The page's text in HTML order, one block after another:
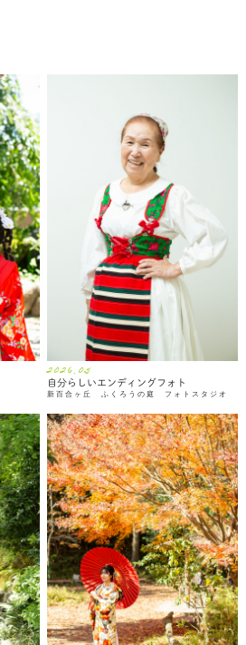
2026.05
自分らしいエンディングフォト
新百合ヶ丘 ふくろうの庭 フォトスタジオ